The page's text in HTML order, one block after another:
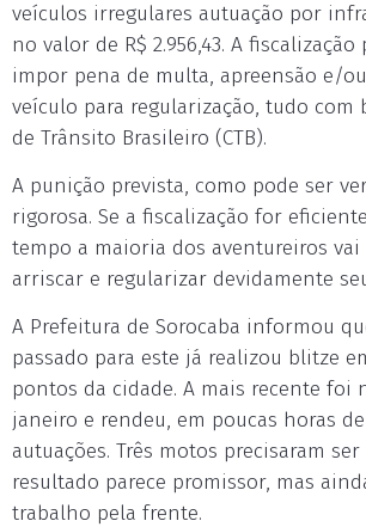
veículos irregulares autuação por
no valor de R$ 2.956,43. A
impor pena de multa, apreensão e/
veículo para regularização, tudo com
de Trânsito Brasileiro (CTB).
A punição prevista, como pode ser
rigorosa. Se a fiscalização for
tempo a maioria dos aventureiros vai
arriscar e regularizar devidamente
A Prefeitura de Sorocaba informou
passado para este já realizou blitze
pontos da cidade. A mais recente foi
janeiro e rendeu, em poucas horas
autuações. Três motos precisaram
resultado parece promissor, mas
trabalho pela frente.